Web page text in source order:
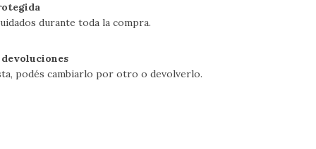
durante toda la compra.
podés cambiarlo por otro o devolverlo.